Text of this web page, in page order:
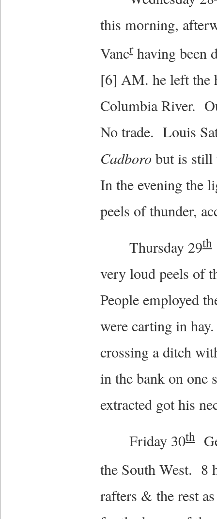
this morning,
Vancrhaving been
[6] AM. he left the
Columbia River.
No trade. Louis
Cadboro but is still
In the evening the
peels of thunder,
Thursday 29th
very loud peels of
People employed
were carting in
crossing a ditch
in the bank on one
extracted got his
Friday 30th
the South West. 8
rafters & the rest